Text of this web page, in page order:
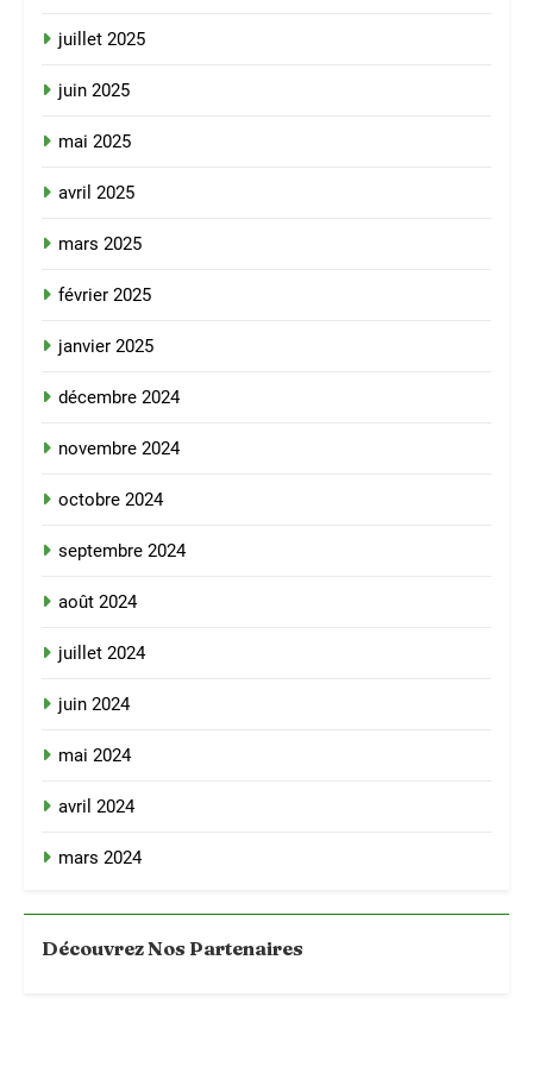
juillet 2025
juin 2025
mai 2025
avril 2025
mars 2025
février 2025
janvier 2025
décembre 2024
novembre 2024
octobre 2024
septembre 2024
août 2024
juillet 2024
juin 2024
mai 2024
avril 2024
mars 2024
Découvrez Nos Partenaires